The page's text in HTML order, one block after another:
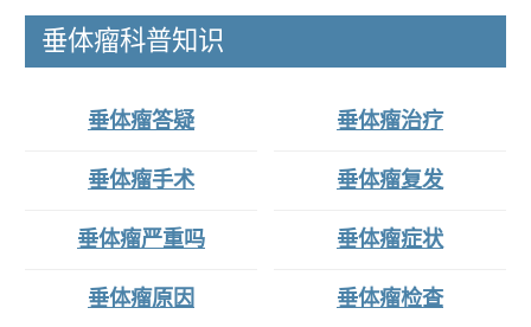
垂体瘤科普知识
垂体瘤答疑 垂体瘤治疗
垂体瘤手术 垂体瘤复发
垂体瘤严重吗 垂体瘤症状
垂体瘤原因 垂体瘤检查